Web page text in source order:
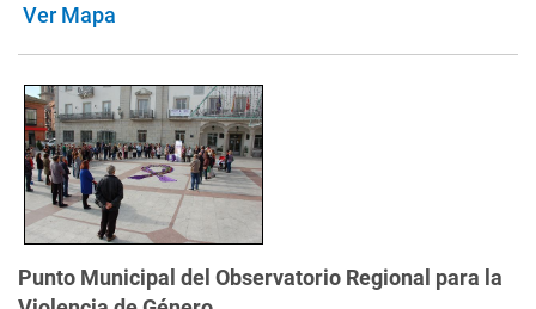
Ver Mapa
Punto Municipal del Observatorio Regional para la